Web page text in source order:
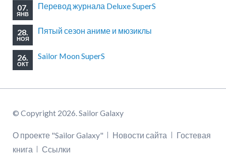
07.
ЯНВ
Перевод журнала Deluxe SuperS
28.
НОЯ
Пятый сезон аниме и мюзиклы
26.
ОКТ
Sailor Moon SuperS
© Copyright 2026. Sailor Galaxy
Пропустить
навигацию
О проекте "Sailor Galaxy" Новости сайта
Гостевая
книга
Ссылки